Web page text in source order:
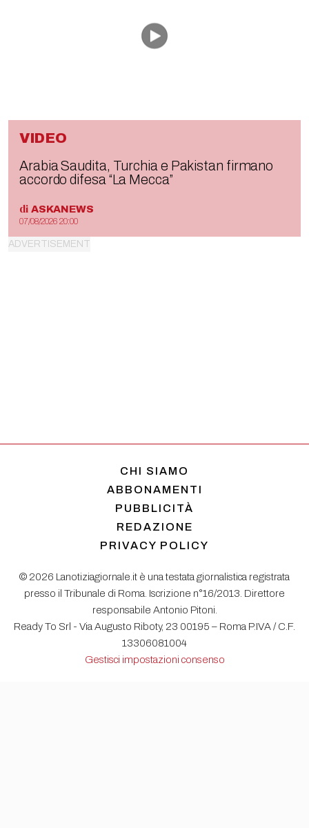
VIDEO
Arabia Saudita, Turchia e Pakistan firmano
accordo difesa “La Mecca”
di ASKANEWS
07/08/2026 20:00
CHI SIAMO
ABBONAMENTI
PUBBLICITÀ
REDAZIONE
PRIVACY POLICY
© 2026 Lanotiziagiornale.it è una testata giornalistica registrata
presso il Tribunale di Roma. Iscrizione n°16/2013. Direttore
responsabile Antonio Pitoni.
Ready To Srl - Via Augusto Riboty, 23 00195 – Roma P.IVA / C.F.
13306081004
Gestisci impostazioni consenso